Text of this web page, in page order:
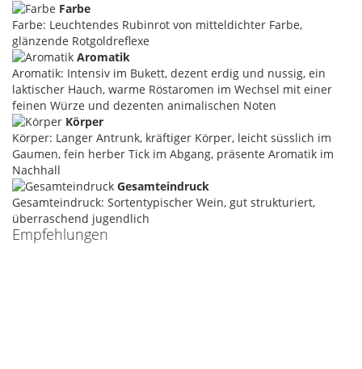
Farbe
Farbe: Leuchtendes Rubinrot von mitteldichter Farbe,
glänzende Rotgoldreflexe
Aromatik
Aromatik: Intensiv im Bukett, dezent erdig und nussig, ein
laktischer Hauch, warme Röstaromen im Wechsel mit einer
feinen Würze und dezenten animalischen Noten
Körper
Körper: Langer Antrunk, kräftiger Körper, leicht süsslich im
Gaumen, fein herber Tick im Abgang, präsente Aromatik im
Nachhall
Gesamteindruck
Gesamteindruck: Sortentypischer Wein, gut strukturiert,
überraschend jugendlich
Empfehlungen